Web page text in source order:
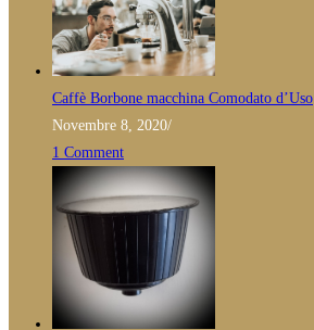
Caffè Borbone macchina Comodato d’Uso
Novembre 8, 2020/
1 Comment